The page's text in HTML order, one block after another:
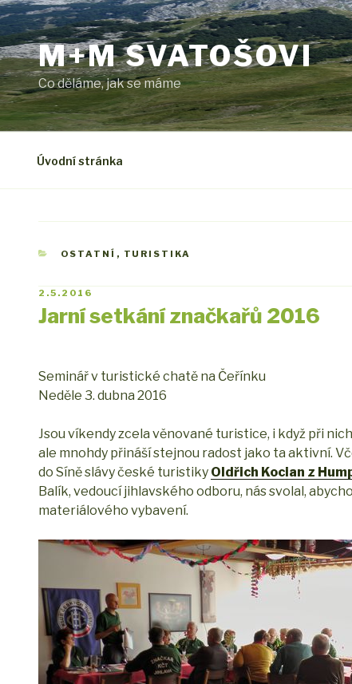
Přejít
k
obsahu
webu M+M SVATOŠOVI
Co děláme, jak se máme
Úvodní stránka
RUBRIKY
OSTATNÍ , TURISTIKA
PUBLIKOVÁNO
2.5.2016
Jarní setkání značkařů 2016
Seminář v turistické chatě na Čeřínku
Neděle 3. dubna 2016
Jsou víkendy zcela věnované turistice, i když při
ale mnohdy přináší stejnou radost jako ta aktivní.
do Síně slávy české turistiky Oldřich Kocian z
Balík, vedoucí jihlavského odboru, nás svolal,
materiálového vybavení.